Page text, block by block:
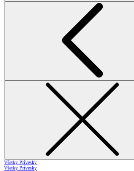
Všetky Prívesky
Všetky Prívesky